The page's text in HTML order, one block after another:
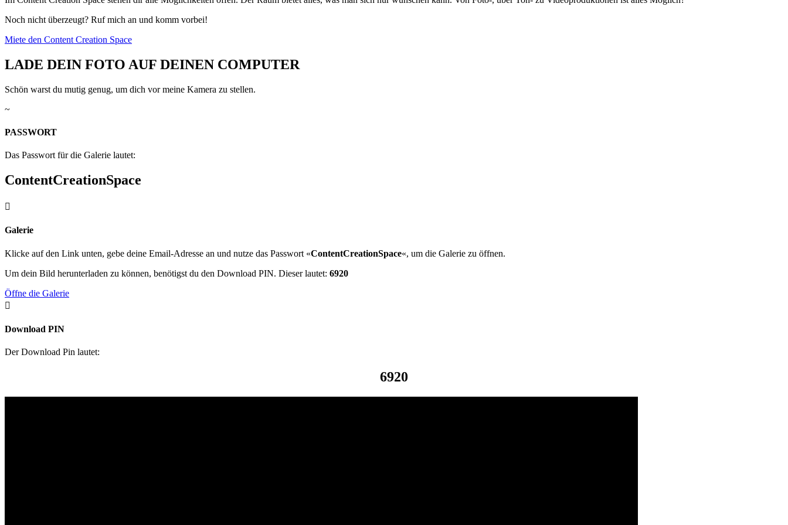
Noch nicht überzeugt? Ruf mich an und komm vorbei!
Miete den Content Creation Space
LADE DEIN FOTO AUF DEINEN COMPUTER
Schön warst du mutig genug, um dich vor meine Kamera zu stellen.
~
PASSWORT
Das Passwort für die Galerie lautet:
ContentCreationSpace

Galerie
Klicke auf den Link unten, gebe deine Email-Adresse an und nutze das Passwort «ContentCreationSpace«, um die Galerie zu öffnen.
Um dein Bild herunterladen zu können, benötigst du den Download PIN. Dieser lautet: 6920
Öffne die Galerie

Download PIN
Der Download Pin lautet:
6920